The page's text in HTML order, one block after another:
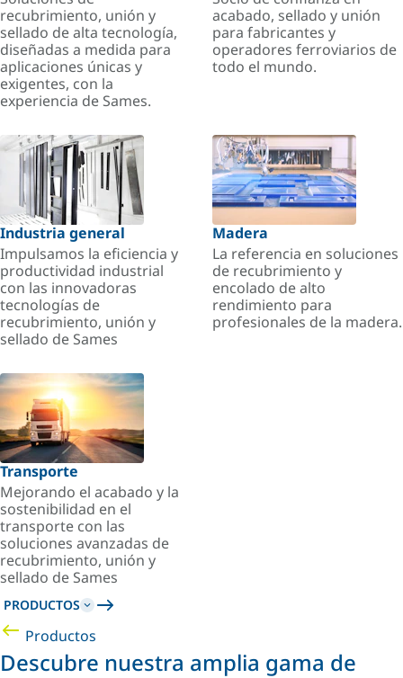
recubrimiento, unión y
sellado de alta tecnología,
diseñadas a medida para
aplicaciones únicas y
exigentes, con la
experiencia de Sames.
acabado, sellado y unión
para fabricantes y
operadores ferroviarios de
todo el mundo.
Industria general
Impulsamos la eficiencia y
productividad industrial
con las innovadoras
tecnologías de
recubrimiento, unión y
sellado de Sames
Madera
La referencia en soluciones
de recubrimiento y
encolado de alto
rendimiento para
profesionales de la madera.
Transporte
Mejorando el acabado y la
sostenibilidad en el
transporte con las
soluciones avanzadas de
recubrimiento, unión y
sellado de Sames
PRODUCTOS
Productos
Descubre nuestra amplia gama de